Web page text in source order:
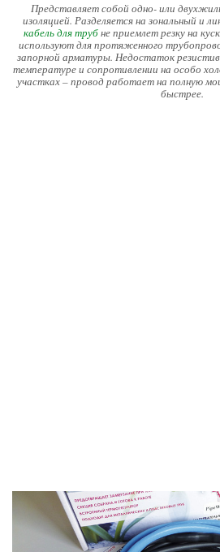
Представляет собой одно- или
изоляцией. Разделяется на зональный и
кабель для трубне приемлет резку на
используют для протяженного
запорной арматуры. Недостаток
температуре и сопротивлении на особо
участках – провод работает на полную
быстрее.